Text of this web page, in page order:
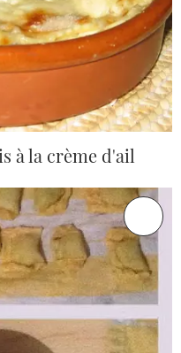
à la crème d'ail